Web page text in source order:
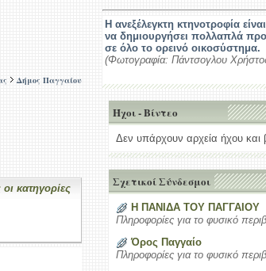
Δήμος Παγγαίου
Η ανεξέλεγκτη κτηνοτροφία
να δημιουργήσει πολλαπλά
σε όλο το ορεινό οικοσύστημα.
(Φωτογραφία: Πάντσογλου
Ήχοι - Βίντεο
Δεν υπάρχουν αρχεία ήχου και
Σχετικοί Σύνδεσμοι
Η ΠΑΝΙΔΑ ΤΟΥ ΠΑΓΓΑΙΟΥ
Πληροφορίες για το φυσικό
Όρος Παγγαίο
Πληροφορίες για το φυσικό
κατηγορίες